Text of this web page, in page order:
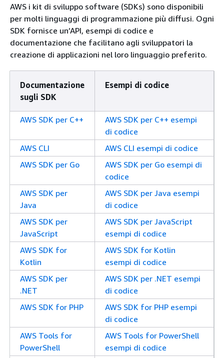
AWS i kit di sviluppo software (SDKs) sono disponibili
per molti linguaggi di programmazione più diffusi. Ogni
SDK fornisce un’API, esempi di codice e
documentazione che facilitano agli sviluppatori la
creazione di applicazioni nel loro linguaggio preferito.
Documentazione
sugli SDK
Esempi di codice
AWS SDK per C++
AWS SDK per C++ esempi
di codice
AWS CLI
AWS CLI esempi di codice
AWS SDK per Go
AWS SDK per Go esempi di
codice
AWS SDK per
Java
AWS SDK per Java esempi
di codice
AWS SDK per
JavaScript
AWS SDK per JavaScript
esempi di codice
AWS SDK for
Kotlin
AWS SDK for Kotlin
esempi di codice
AWS SDK per
.NET
AWS SDK per .NET esempi
di codice
AWS SDK for PHP
AWS SDK for PHP esempi
di codice
AWS Tools for
PowerShell
AWS Tools for PowerShell
esempi di codice